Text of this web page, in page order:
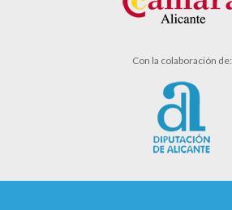
Con la colaboración de: